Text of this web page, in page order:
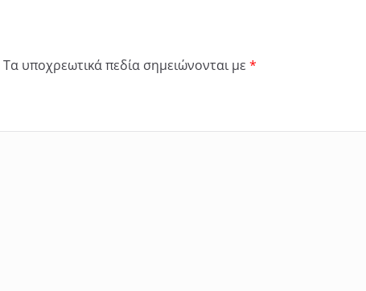
Τα υποχρεωτικά πεδία σημειώνονται με *